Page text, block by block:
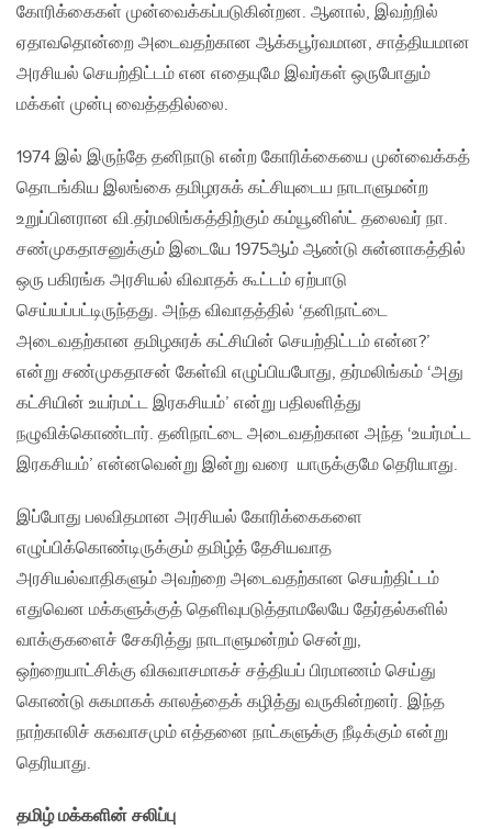
கோரிக்கைகள் முன்வைக்கப்படுகின்றன. ஆனால், இவற்றில்
ஏதாவதொன்றை அடைவதற்கான ஆக்கபூர்வமான, சாத்தியமான
அரசியல் செயற்திட்டம் என எதையுமே இவர்கள் ஒருபோதும்
மக்கள் முன்பு வைத்ததில்லை.
1974 இல் இருந்தே தனிநாடு என்ற கோரிக்கையை முன்வைக்கத்
தொடங்கிய இலங்கை தமிழரசுக் கட்சியுடைய நாடாளுமன்ற
உறுப்பினரான வி.தர்மலிங்கத்திற்கும் கம்யூனிஸ்ட் தலைவர் நா.
சண்முகதாசனுக்கும் இடையே 1975ஆம் ஆண்டு சுன்னாகத்தில்
ஒரு பகிரங்க அரசியல் விவாதக் கூட்டம் ஏற்பாடு
செய்யப்பட்டிருந்தது. அந்த விவாதத்தில் ‘தனிநாட்டை
அடைவதற்கான தமிழசுரக் கட்சியின் செயற்திட்டம் என்ன?’
என்று சண்முகதாசன் கேள்வி எழுப்பியபோது, தர்மலிங்கம் ‘அது
கட்சியின் உயர்மட்ட இரகசியம்’ என்று பதிலளித்து
நழுவிக்கொண்டார். தனிநாட்டை அடைவதற்கான அந்த ‘உயர்மட்ட
இரகசியம்’ என்னவென்று இன்று வரை யாருக்குமே தெரியாது.
இப்போது பலவிதமான அரசியல் கோரிக்கைகளை
எழுப்பிக்கொண்டிருக்கும் தமிழ்த் தேசியவாத
அரசியல்வாதிகளும் அவற்றை அடைவதற்கான செயற்திட்டம்
எதுவென மக்களுக்குத் தெளிவுபடுத்தாமலேயே தேர்தல்களில்
வாக்குகளைச் சேகரித்து நாடாளுமன்றம் சென்று,
ஒற்றையாட்சிக்கு விசுவாசமாகச் சத்தியப் பிரமாணம் செய்து
கொண்டு சுகமாகக் காலத்தைக் கழித்து வருகின்றனர். இந்த
நாற்காலிச் சுகவாசமும் எத்தனை நாட்களுக்கு நீடிக்கும் என்று
தெரியாது.
தமிழ் மக்களின் சலிப்பு